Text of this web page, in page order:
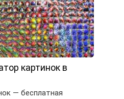
картинок в
— бесплатная